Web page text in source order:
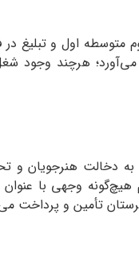
اول و تبلیغ در
می‌آورد؛ هرچند وجود
به دخالت هنرجویان
هیچ‌گونه وجهی با
تأمین و پرداخت